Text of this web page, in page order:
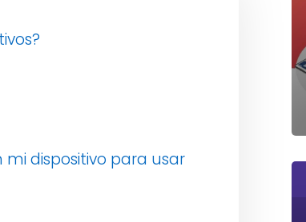
dispositivo para usar